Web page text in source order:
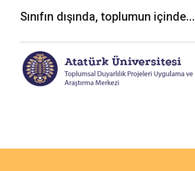
Sınıfın dışında, toplumun içinde...